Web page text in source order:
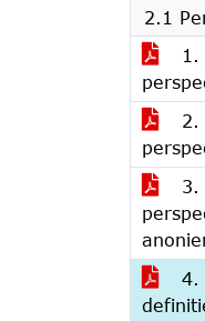
2.1
1.
2.
3.
4.